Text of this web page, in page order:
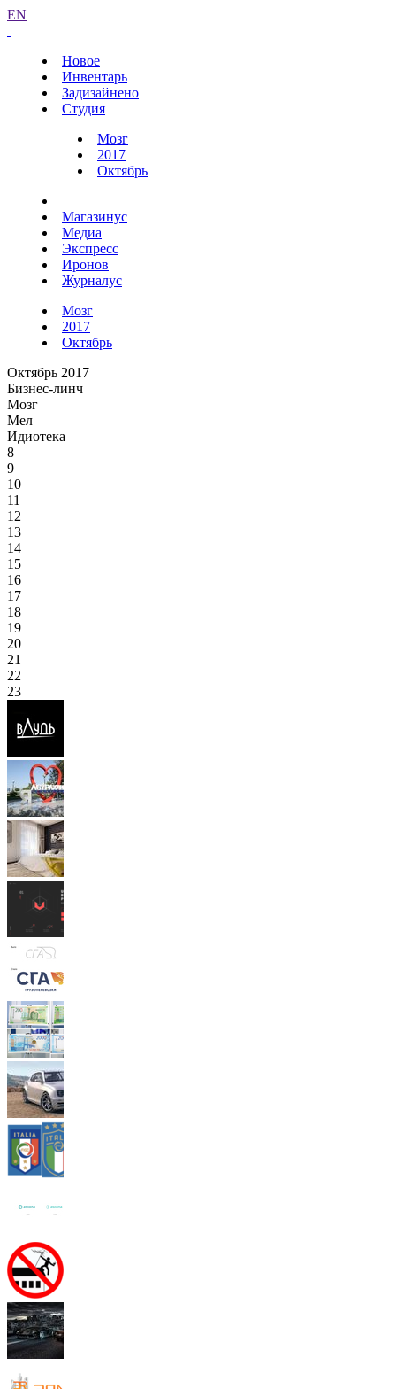
EN
Новое
Инвентарь
Задизайнено
Студия
Мозг
2017
Октябрь
Магазинус
Медиа
Экспресс
Иронов
Журналус
Мозг
2017
Октябрь
Октябрь 2017
Бизнес-линч
Мозг
Мел
Идиотека
8
9
10
11
12
13
14
15
16
17
18
19
20
21
22
23